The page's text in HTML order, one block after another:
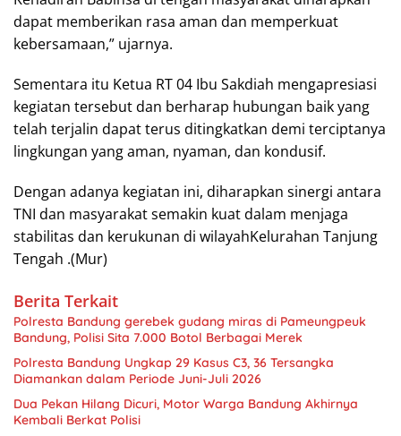
dapat memberikan rasa aman dan memperkuat
kebersamaan,” ujarnya.
Sementara itu Ketua RT 04 Ibu Sakdiah mengapresiasi
kegiatan tersebut dan berharap hubungan baik yang
telah terjalin dapat terus ditingkatkan demi terciptanya
lingkungan yang aman, nyaman, dan kondusif.
Dengan adanya kegiatan ini, diharapkan sinergi antara
TNI dan masyarakat semakin kuat dalam menjaga
stabilitas dan kerukunan di wilayahKelurahan Tanjung
Tengah .(Mur)
Berita Terkait
Polresta Bandung gerebek gudang miras di Pameungpeuk
Bandung, Polisi Sita 7.000 Botol Berbagai Merek
Polresta Bandung Ungkap 29 Kasus C3, 36 Tersangka
Diamankan dalam Periode Juni-Juli 2026
Dua Pekan Hilang Dicuri, Motor Warga Bandung Akhirnya
Kembali Berkat Polisi